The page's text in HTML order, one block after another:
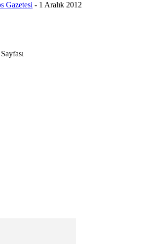
Gazetesi - 1 Aralık 2012